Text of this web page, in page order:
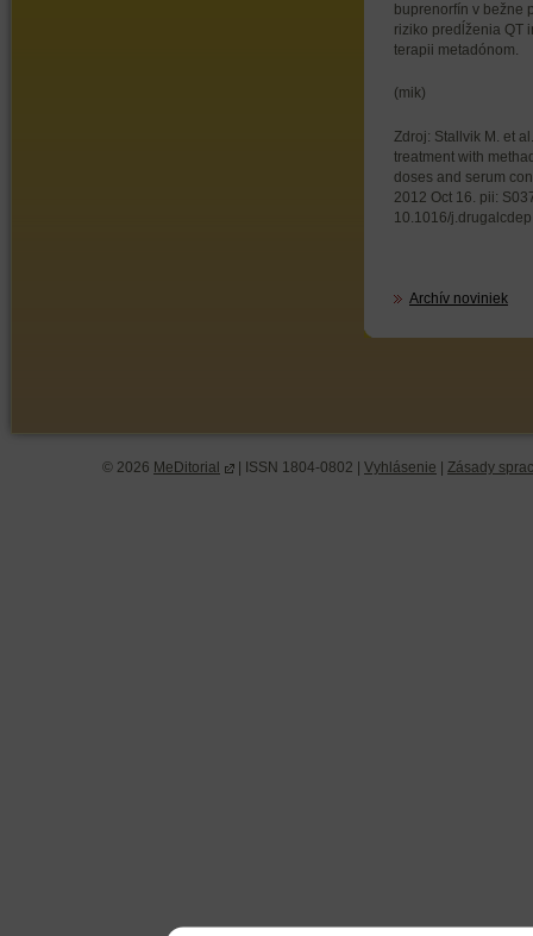
buprenorfín v bežne
riziko predĺženia QT
terapii metadónom.
(mik)
Zdroj: Stallvik M. et
treatment with
doses and serum
2012 Oct 16. pii:
10.1016/
Archív noviniek
© 2026 MeDitorial | ISSN 1804-0802 | Vyhlásenie Zásady